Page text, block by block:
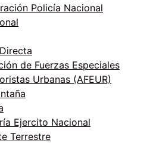
Policía Nacional
de Fuerzas Especiales
Urbanas (AFEUR)
Ejercito Nacional
Terrestre